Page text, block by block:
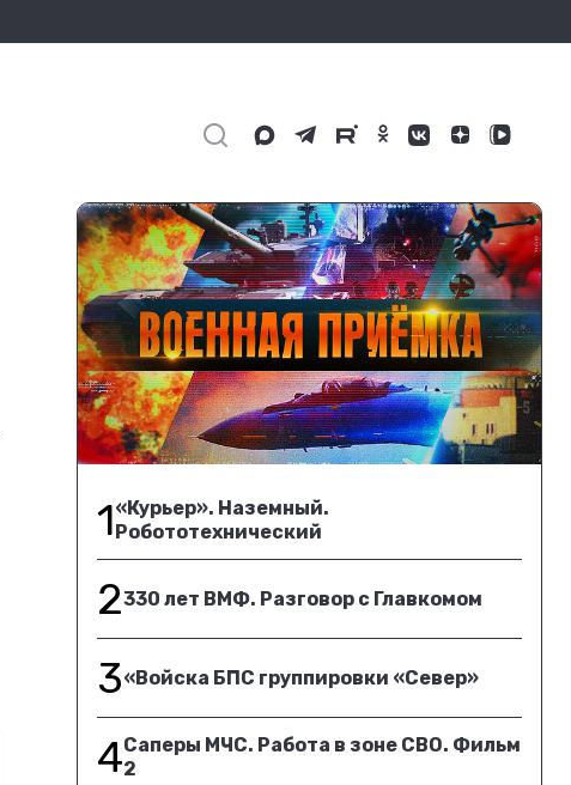
1«Курьер». Наземный.
Робототехнический
2330 лет ВМФ. Разговор с Главкомом
3«Войска БПС группировки «Север»
4Саперы МЧС. Работа в зоне СВО. Фильм
2